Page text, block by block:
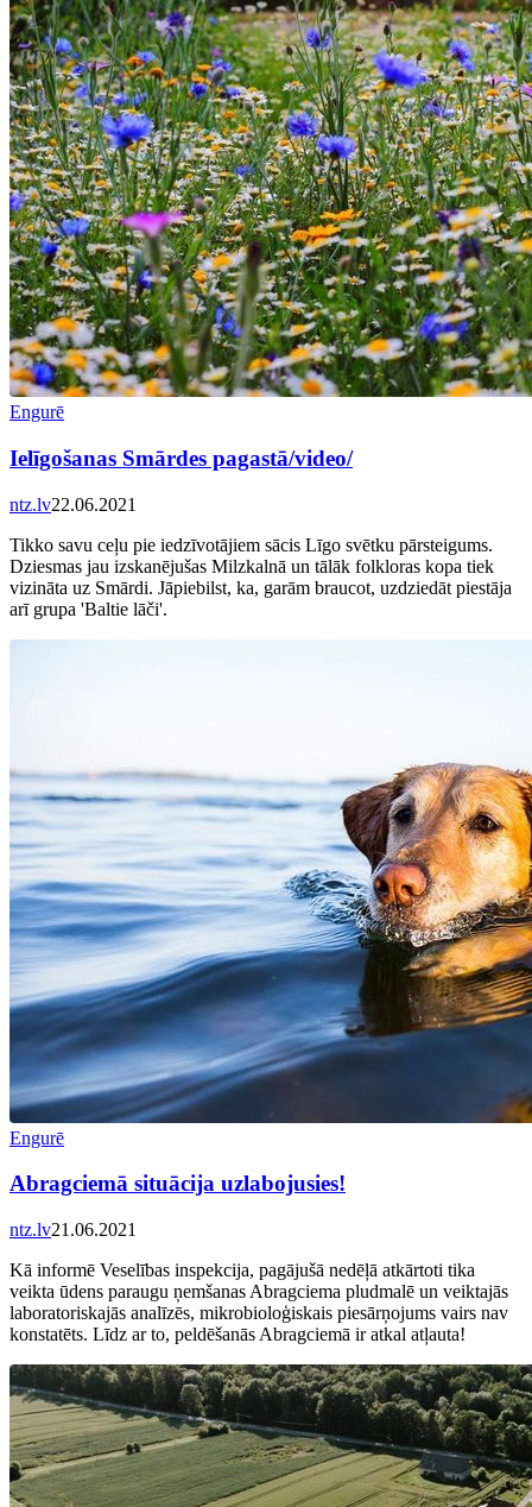
Engurē
Ielīgošanas Smārdes pagastā/video/
ntz.lv22.06.2021
Tikko savu ceļu pie iedzīvotājiem sācis Līgo svētku pārsteigums.
Dziesmas jau izskanējušas Milzkalnā un tālāk folkloras kopa tiek
vizināta uz Smārdi. Jāpiebilst, ka, garām braucot, uzdziedāt piestāja
arī grupa 'Baltie lāči'.
Engurē
Abragciemā situācija uzlabojusies!
ntz.lv21.06.2021
Kā informē Veselības inspekcija, pagājušā nedēļā atkārtoti tika
veikta ūdens paraugu ņemšanas Abragciema pludmalē un veiktajās
laboratoriskajās analīzēs, mikrobioloģiskais piesārņojums vairs nav
konstatēts. Līdz ar to, peldēšanās Abragciemā ir atkal atļauta!